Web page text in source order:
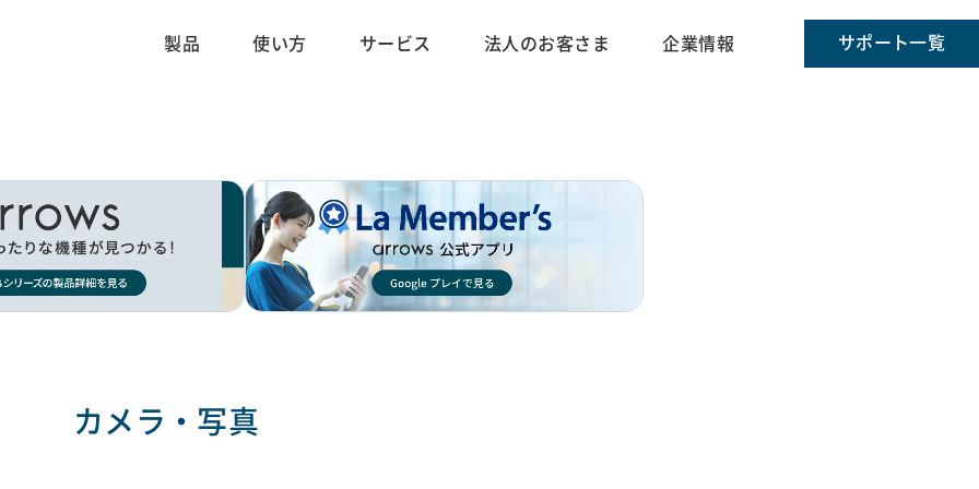
製品 使い方 サービス 法人のお客さま 企業情報 サポート一覧
カメラ・写真